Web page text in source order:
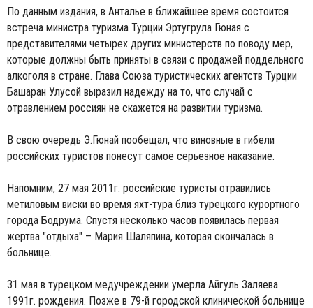
По данным издания, в Анталье в ближайшее время состоится
встреча министра туризма Турции Эртугрула Гюная с
представителями четырех других министерств по поводу мер,
которые должны быть приняты в связи с продажей поддельного
алкоголя в стране. Глава Союза туристических агентств Турции
Башаран Улусой выразил надежду на то, что случай с
отравлением россиян не скажется на развитии туризма.
В свою очередь Э.Гюнай пообещал, что виновные в гибели
российских туристов понесут самое серьезное наказание.
Напомним, 27 мая 2011г. российские туристы отравились
метиловым виски во время яхт-тура близ турецкого курортного
города Бодрума. Спустя несколько часов появилась первая
жертва "отдыха" – Мария Шаляпина, которая скончалась в
больнице.
31 мая в турецком медучреждении умерла Айгуль Заляева
1991г. рождения. Позже в 79-й городской клинической больнице